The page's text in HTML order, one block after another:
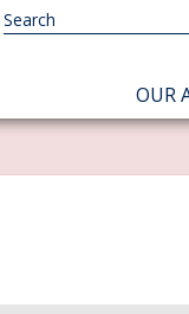
OUR